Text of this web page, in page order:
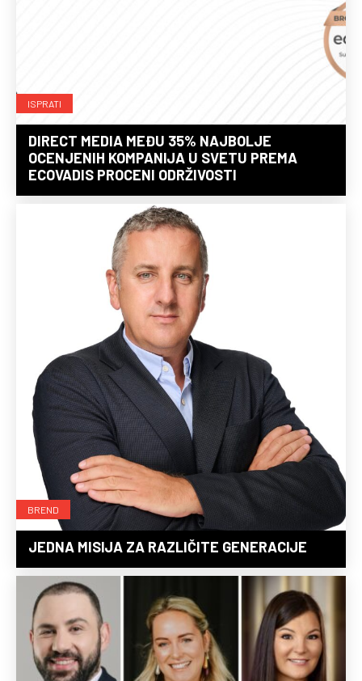
ISPRATI
DIRECT MEDIA MEĐU 35% NAJBOLJE
OCENJENIH KOMPANIJA U SVETU PREMA
ECOVADIS PROCENI ODRŽIVOSTI
BREND
JEDNA MISIJA ZA RAZLIČITE GENERACIJE